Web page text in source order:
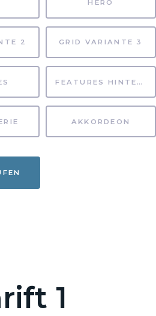
HERO
2 GRID VARIANTE 3
FEATURES HINTERGRUND
AKKORDEON
1